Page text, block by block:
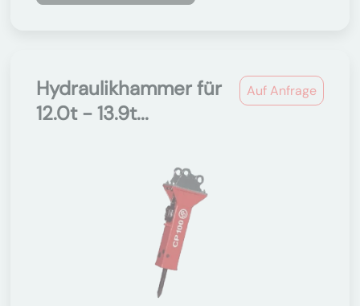
Auf Anfrage
Hydraulikhammer für
12.0t - 13.9t...